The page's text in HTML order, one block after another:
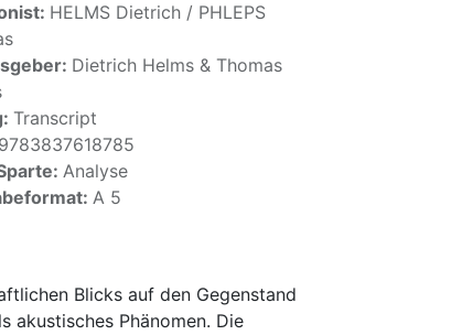
HELMS Dietrich / PHLEPS
Dietrich Helms & Thomas
Transcript
9783837618785
Analyse
A 5
Blicks auf den Gegenstand
akustisches Phänomen. Die